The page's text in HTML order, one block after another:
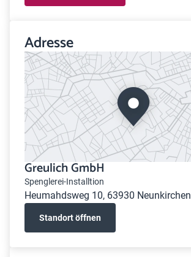
Adresse
Greulich GmbH
Spenglerei-Installtion
Heumahdsweg 10, 63930 Neunkirchen
Standort öffnen